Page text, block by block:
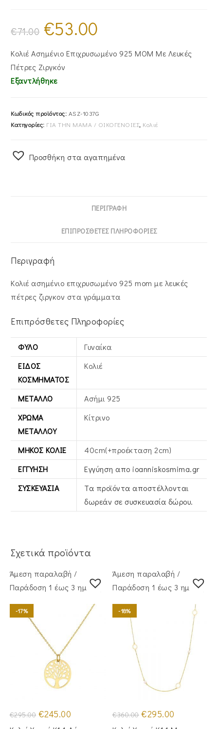
€71.00
Original
price
was:
€53.00
€53.00.
Κολιέ Ασημένιο Επιχρυσωμένο 925 MOM Με Λευκές
Πέτρες Ζιργκόν
Εξαντλήθηκε
Κωδικός προϊόντος: ASZ-1037G
Κατηγορίες: ΓΙΑ ΤΗΝ ΜΑΜΑ / ΟΙΚΟΓΕΝΟΙΕΣ, Κολιέ
Προσθήκη στα αγαπημένα
ΠΕΡΙΓΡΑΦΉ
ΕΠΙΠΡΌΣΘΕΤΕΣ ΠΛΗΡΟΦΟΡΊΕΣ
Περιγραφή
Κολιέ ασημένιο επιχρυσωμένο 925 mom με λευκές
πέτρες ζιργκον στα γράμματα
Επιπρόσθετες Πληροφορίες
ΦΎΛΟ
Γυναίκα
ΕΊΔΟΣ
ΚΟΣΜΉΜΑΤΟΣ
Κολιέ
ΜΈΤΑΛΛΟ
Ασήμι 925
ΧΡΏΜΑ
ΜΕΤΆΛΛΟΥ
Κίτρινο
ΜΉΚΟΣ ΚΟΛΙΈ
40cm(+προέκταση 2cm)
ΕΓΓΎΗΣΗ
Εγγύηση απο ioanniskosmima.gr
ΣΥΣΚΕΥΑΣΊΑ
Τα προϊόντα αποστέλλονται
δωρεάν σε συσκευασία δώρου.
Σχετικά προϊόντα
Άμεση παραλαβή /
Παράδoση 1 έως 3 ημέρες
-17%
€295.00 Original
price
was:
€245.00
τιμή
Άμεση παραλαβή /
Παράδoση 1 έως 3 ημέρες
-18%
€360.00 Original
price
was:
€295.00
τιμή